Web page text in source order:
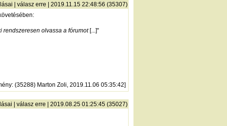
| válasz erre | 2019.11.15 22:48:56 (35307)
rendszeresen olvassa a fórumot[...]"
: (35288) Marton Zoli, 2019.11.06 05:35:42]
| válasz erre | 2019.08.25 01:25:45 (35027)